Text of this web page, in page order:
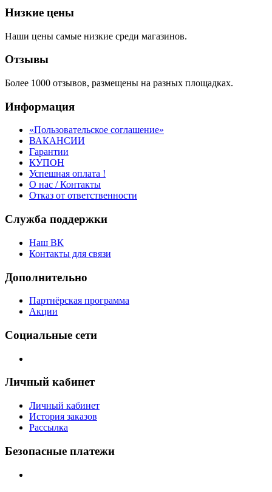
Низкие цены
Наши цены самые низкие среди магазинов.
Отзывы
Более 1000 отзывов, размещены на разных площадках.
Информация
«Пользовательское соглашение»
ВАКАНСИИ
Гарантии
КУПОН
Успешная оплата !
О нас / Контакты
Отказ от ответственности
Служба поддержки
Наш ВК
Контакты для связи
Дополнительно
Партнёрская программа
Акции
Социальные сети
Личный кабинет
Личный кабинет
История заказов
Рассылка
Безопасные платежи